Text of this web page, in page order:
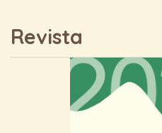
Revista